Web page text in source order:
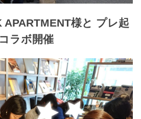
APARTMENT様と プレ起
ラボ開催